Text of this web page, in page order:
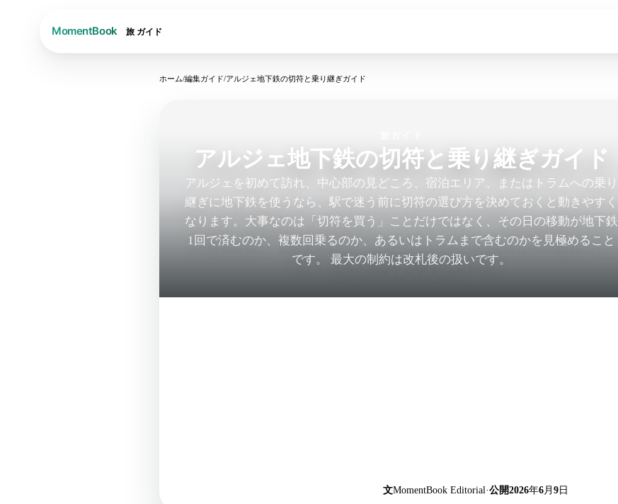
旅 ガイド
ホーム/編集ガイド/アルジェ地下鉄の切符と乗り継ぎガイド
アルジェ地下鉄の切符と乗り継ぎガイド
アルジェを初めて訪れ、中心部の見どころ、宿泊エリア、またはトラムへの乗り
継ぎに地下鉄を使うなら、駅で迷う前に切符の選び方を決めておくと動きやすく
なります。大事なのは「切符を買う」ことだけではなく、その日の移動が地下鉄
1回で済むのか、複数回乗るのか、あるいはトラムまで含むのかを見極めること
です。 最大の制約は改札後の扱いです。
文MomentBook Editorial·公開2026年6月9日